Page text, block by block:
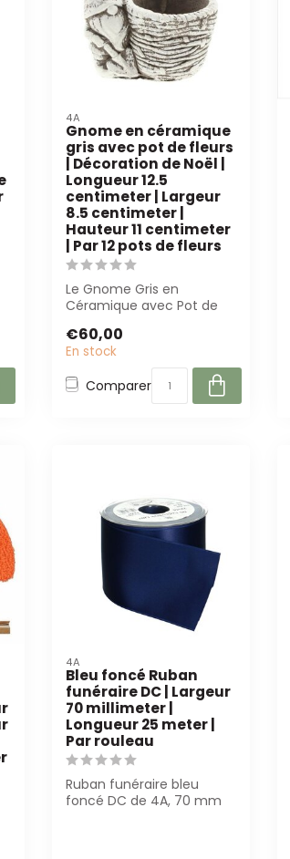
4A
Gnome en céramique
gris avec pot de fleurs
| Décoration de Noël |
Longueur 12.5
centimeter | Largeur
8.5 centimeter |
Hauteur 11 centimeter
| Par 12 pots de fleurs
Le Gnome Gris en
Céramique avec Pot de
élégante et mul...
€60,00
En stock
Comparer
4A
Bleu foncé Ruban
funéraire DC | Largeur
70 millimeter |
Longueur 25 meter |
Par rouleau
Ruban funéraire bleu
foncé DC de 4A, 70 mm